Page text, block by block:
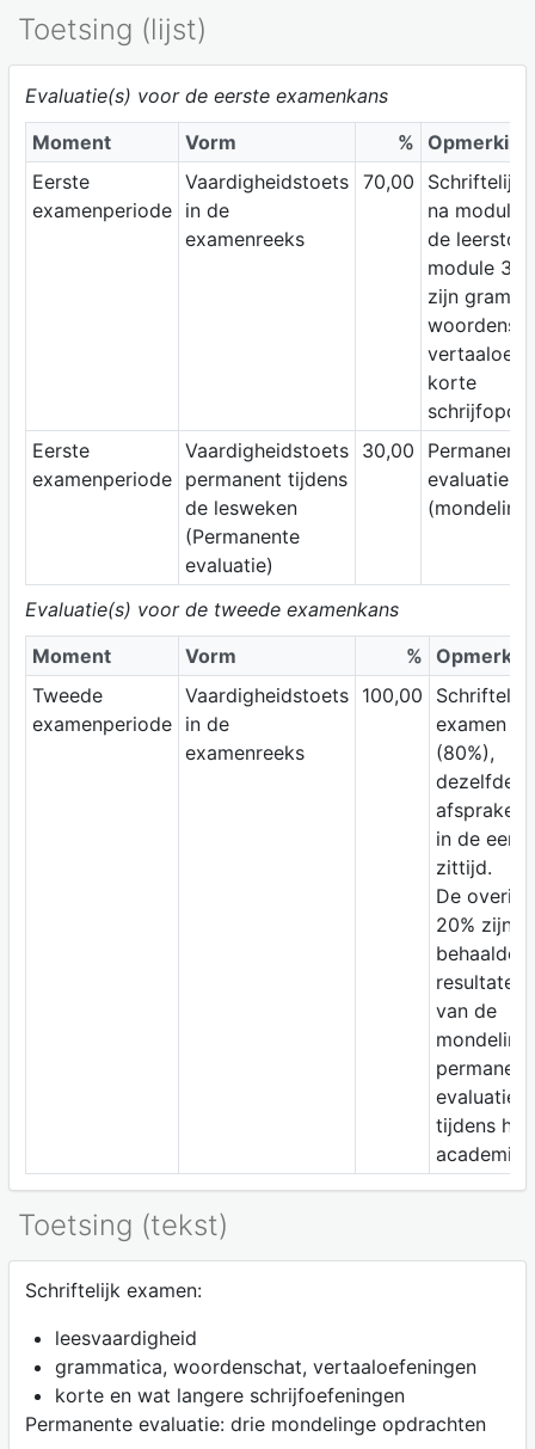
Toetsing (lijst)
Evaluatie(s) voor de eerste examenkans
Moment
Vorm % Opmerking
Eerste
examenperiode
Vaardigheidstoets
in de
examenreeks
70,00
Schriftelijk
na module
de leerstof
module 3
zijn
korte
Eerste
examenperiode
Vaardigheidstoets
permanent tijdens
de lesweken
(Permanente
evaluatie)
30,00
Permanente
evaluatie
(mondeling)
Evaluatie(s) voor de tweede examenkans
Moment
Vorm %
Tweede
examenperiode
Vaardigheidstoets
in de
examenreeks
100,00
Schriftelijk
examen
(80%),
dezelfde
afspraken
in de
zittijd.
De overige
20% zijn
behaalde
resultaten
van de
evaluatie
tijdens het
Toetsing (tekst)
Schriftelijk examen:
leesvaardigheid
grammatica, woordenschat, vertaaloefeningen
korte en wat langere schrijfoefeningen
Permanente evaluatie: drie mondelinge opdrachten